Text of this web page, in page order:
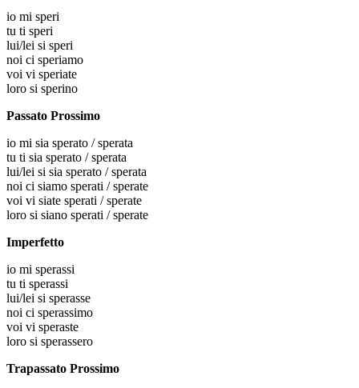
io mi speri
tu ti speri
lui/lei si speri
noi ci speriamo
voi vi speriate
loro si sperino
Passato Prossimo
io mi sia sperato / sperata
tu ti sia sperato / sperata
lui/lei si sia sperato / sperata
noi ci siamo sperati / sperate
voi vi siate sperati / sperate
loro si siano sperati / sperate
Imperfetto
io mi sperassi
tu ti sperassi
lui/lei si sperasse
noi ci sperassimo
voi vi speraste
loro si sperassero
Trapassato Prossimo